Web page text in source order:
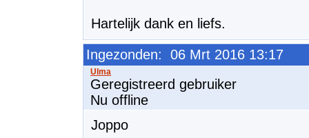
Hartelijk dank en liefs.
Ingezonden: 06 Mrt 2016 13:17
Geregistreerd gebruiker
Nu offline
Joppo